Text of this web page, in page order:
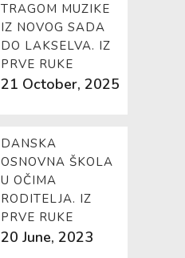
TRAGOM MUZIKE
IZ NOVOG SADA
DO LAKSELVA. IZ
PRVE RUKE
21 October, 2025
DANSKA
OSNOVNA ŠKOLA
U OČIMA
RODITELJA. IZ
PRVE RUKE
20 June, 2023